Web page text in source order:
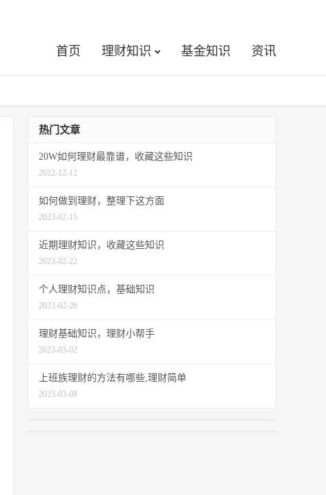
首页 理财知识 基金知识 资讯
热门文章
20W如何理财最靠谱，收藏这些知识
2022-12-12
如何做到理财，整理下这方面
2023-02-15
近期理财知识，收藏这些知识
2023-02-22
个人理财知识点，基础知识
2023-02-26
理财基础知识，理财小帮手
2023-03-02
上班族理财的方法有哪些,理财简单
2023-03-08